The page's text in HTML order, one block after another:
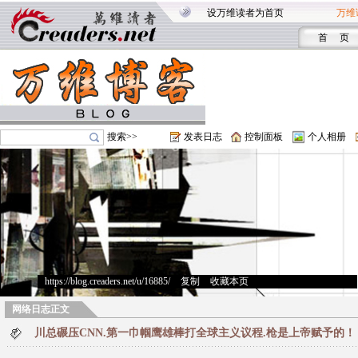
设万维读者为首页 万维
首 页
搜索>> 发表日志 控制面板 个人相册
https://blog.creaders.net/u/16885/> 复制 收藏本页
网络日志正文
川总碾压CNN.第一巾帼鹰雄棒打全球主义议程.枪是上帝赋予的！